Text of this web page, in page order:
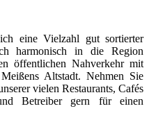
eine Vielzahl gut sortierter
harmonisch in die Region
öffentlichen Nahverkehr mit
Altstadt. Nehmen Sie
vielen Restaurants, Cafés
Betreiber gern für einen